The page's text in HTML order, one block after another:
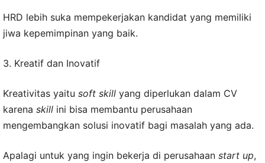
HRD lebih suka mempekerjakan kandidat yang memiliki
jiwa kepemimpinan yang baik.
3. Kreatif dan Inovatif
Kreativitas yaitu soft skill yang diperlukan dalam CV
karena skill ini bisa membantu perusahaan
mengembangkan solusi inovatif bagi masalah yang ada.
Apalagi untuk yang ingin bekerja di perusahaan start up,